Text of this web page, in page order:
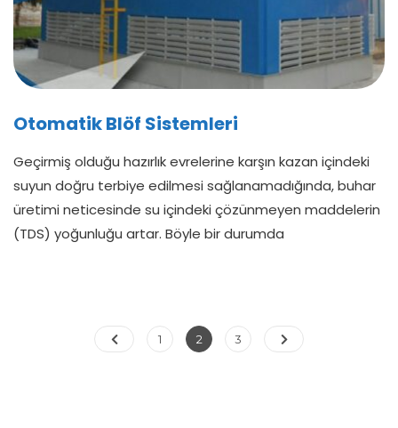
Otomatik Blöf Sistemleri
Geçirmiş olduğu hazırlık evrelerine karşın kazan içindeki
suyun doğru terbiye edilmesi sağlanamadığında, buhar
üretimi neticesinde su içindeki çözünmeyen maddelerin
(TDS) yoğunluğu artar. Böyle bir durumda
YAZI
Page
1 Page
2 Page
3